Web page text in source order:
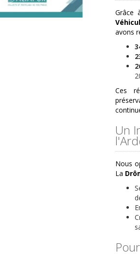
Grâce
avons
Ces
Un
Nous
La